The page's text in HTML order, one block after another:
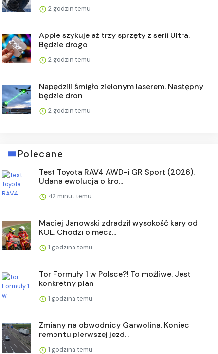
2 godzin temu
Apple szykuje aż trzy sprzęty z serii Ultra.
Będzie drogo
2 godzin temu
Napędzili śmigło zielonym laserem. Następny
będzie dron
2 godzin temu
Polecane
Test Toyota RAV4 AWD-i GR Sport (2026).
Udana ewolucja o kro...
42 minut temu
Maciej Janowski zdradził wysokość kary od
KOL. Chodzi o mecz...
1 godzina temu
Tor Formuły 1 w Polsce?! To możliwe. Jest
konkretny plan
1 godzina temu
Zmiany na obwodnicy Garwolina. Koniec
remontu pierwszej jezd...
1 godzina temu